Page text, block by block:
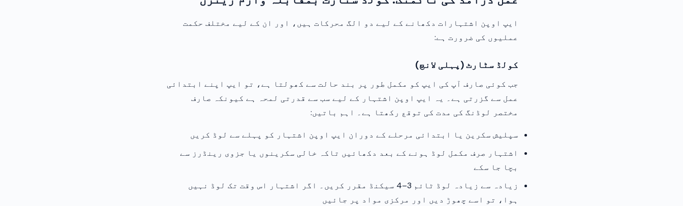
ایپ اوپن اشتہارات دکھانے کے لیے دو الگ محرکات ہیں، اور ان کے لیے مختلف حکمت
عملیوں کی ضرورت ہے:
کولڈ سٹارٹ (پہلی لانچ)
جب کوئی صارف آپ کی ایپ کو مکمل طور پر بند حالت سے کھولتا ہے، تو ایپ اپنے ابتدائی
عمل سے گزرتی ہے۔ یہ ایپ اوپن اشتہار کے لیے سب سے قدرتی لمحہ ہے کیونکہ صارف
مختصر لوڈنگ کی مدت کی توقع رکھتا ہے۔ اہم باتیں:
سپلیش سکرین یا ابتدائی مرحلے کے دوران ایپ اوپن اشتہار کو پہلے سے لوڈ کریں
اشتہار صرف مکمل لوڈ ہونے کے بعد دکھائیں تاکہ خالی سکرینوں یا جزوی رینڈرز سے
بچا جا سکے
زیادہ سے زیادہ لوڈ ٹائم 3–4 سیکنڈ مقرر کریں۔ اگر اشتہار اس وقت تک لوڈ نہیں
ہوا، تو اسے چھوڑ دیں اور مرکزی مواد پر جائیں